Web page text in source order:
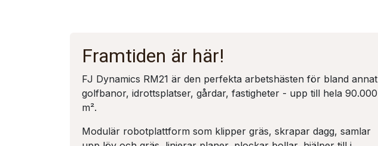
Framtiden är här!
FJ Dynamics RM21 är den perfekta arbetshästen för bland annat
golfbanor, idrottsplatser, gårdar, fastigheter - upp till hela 90.000
m².
Modulär robotplattform som klipper gräs, skrapar dagg, samlar